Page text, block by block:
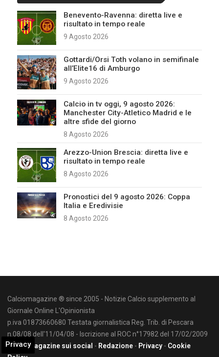
Benevento-Ravenna: diretta live e
risultato in tempo reale
9 Agosto 2026
Gottardi/Orsi Toth volano in semifinale
all’Elite16 di Amburgo
9 Agosto 2026
Calcio in tv oggi, 9 agosto 2026:
Manchester City-Atletico Madrid e le
altre sfide del giorno
8 Agosto 2026
Arezzo-Union Brescia: diretta live e
risultato in tempo reale
8 Agosto 2026
Pronostici del 9 agosto 2026: Coppa
Italia e Eredivisie
8 Agosto 2026
Calciomagazine ® since 2005 - Notizie Calcio supplemento al
Giornale Online L'Opinionista
p.iva 01873660680 Testata giornalistica Reg. Trib. di Pescara
n.08/08 dell'11/04/08 - Iscrizione al ROC n°17982 del 17/02/2009
Calciomagazine sui social - Redazione - Privacy - Cookie
Privacy